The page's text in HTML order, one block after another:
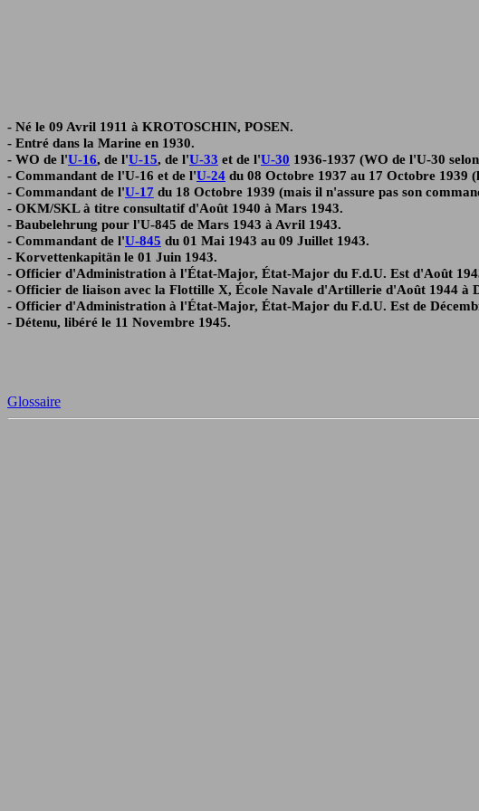
- Né le 09 Avril 1911 à KROTOSCHIN, POSEN.
- Entré dans la Marine en 1930.
- WO de l'U-16, de l'U-15, de l'U-33 et de l'U-30 1936-1937 (WO de l'U-30
- Commandant de l'U-16 et de l'U-24 du 08 Octobre 1937 au 17 Octobre 1939
- Commandant de l'U-17 du 18 Octobre 1939 (mais il n'assure pas son
- OKM/SKL à titre consultatif d'Août 1940 à Mars 1943.
- Baubelehrung pour l'U-845 de Mars 1943 à Avril 1943.
- Commandant de l'U-845 du 01 Mai 1943 au 09 Juillet 1943.
- Korvettenkapitän le 01 Juin 1943.
- Officier d'Administration à l'État-Major, État-Major du F.d.U. Est d'Août
- Officier de liaison avec la Flottille X, École Navale d'Artillerie d'Août 1944 à
- Officier d'Administration à l'État-Major, État-Major du F.d.U. Est de
- Détenu, libéré le 11 Novembre 1945.
Glossaire